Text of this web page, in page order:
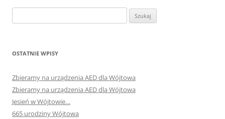
OSTATNIE WPISY
Zbieramy na urządzenia AED dla Wójtowa
Zbieramy na urządzenia AED dla Wójtowa
Jesień w Wójtowie…
665 urodziny Wójtowa